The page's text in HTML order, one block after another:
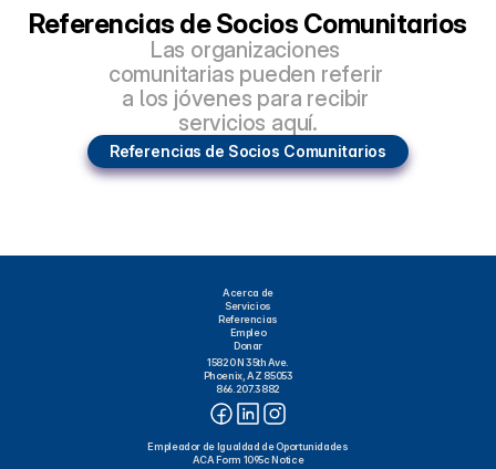
Referencias de Socios Comunitarios
Las organizaciones
comunitarias pueden referir
a los jóvenes para recibir
servicios aquí.
Referencias de Socios Comunitarios
Acerca de
Servicios
Referencias
Empleo
Donar
15820 N 35th Ave.
Phoenix, AZ 85053
866.207.3882
Empleador de Igualdad de Oportunidades
ACA Form 1095c Notice